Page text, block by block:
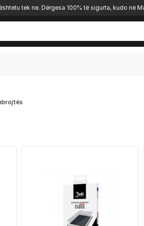
tek ne. Dërgesa 100% të sigurta, kudo në